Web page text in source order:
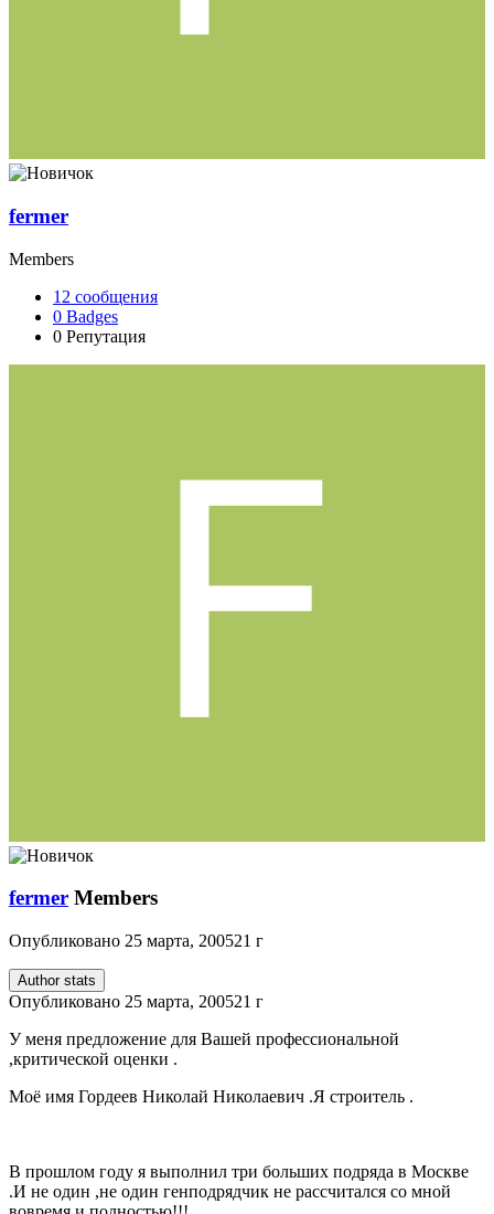
fermer
Members
12 сообщения
0 Badges
0 Репутация
fermer Members
Опубликовано 25 марта, 200521 г
Author stats
Опубликовано 25 марта, 200521 г
У меня предложение для Вашей профессиональной
,критической оценки .
Моё имя Гордеев Николай Николаевич .Я строитель .
В прошлом году я выполнил три больших подряда в Москве
.И не один ,не один генподрядчик не рассчитался со мной